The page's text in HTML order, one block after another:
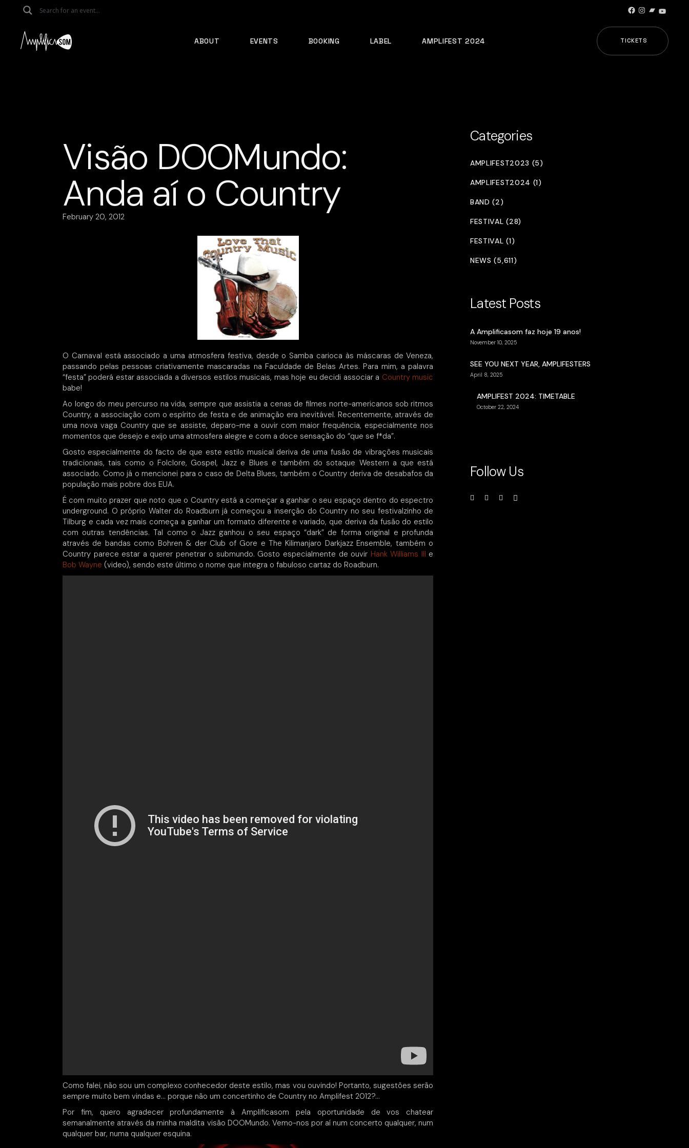
Facebook
Instagram
Bandcamp
ABOUT EVENTS BOOKING LABEL AMPLIFEST 2024 TICKETS
Visão DOOMundo:
Anda aí o Country
February 20, 2012
O Carnaval está associado a uma atmosfera festiva, desde o Samba carioca às máscaras de Veneza,
passando pelas pessoas criativamente mascaradas na Faculdade de Belas Artes. Para mim, a palavra
“festa” poderá estar associada a diversos estilos musicais, mas hoje eu decidi associar a Country music
babe!
Ao longo do meu percurso na vida, sempre que assistia a cenas de filmes norte-americanos sob ritmos
Country, a associação com o espírito de festa e de animação era inevitável. Recentemente, através de
uma nova vaga Country que se assiste, deparo-me a ouvir com maior frequência, especialmente nos
momentos que desejo e exijo uma atmosfera alegre e com a doce sensação do “que se f*da”.
Gosto especialmente do facto de que este estilo musical deriva de uma fusão de vibrações musicais
tradicionais, tais como o Folclore, Gospel, Jazz e Blues e também do sotaque Western a que está
associado. Como já o mencionei para o caso de Delta Blues, também o Country deriva de desabafos da
população mais pobre dos EUA.
É com muito prazer que noto que o Country está a começar a ganhar o seu espaço dentro do espectro
underground. O próprio Walter do Roadburn já começou a inserção do Country no seu festivalzinho de
Tilburg e cada vez mais começa a ganhar um formato diferente e variado, que deriva da fusão do estilo
com outras tendências. Tal como o Jazz ganhou o seu espaço “dark” de forma original e profunda
através de bandas como Bohren & der Club of Gore e The Kilimanjaro Darkjazz Ensemble, também o
Country parece estar a querer penetrar o submundo. Gosto especialmente de ouvir Hank Williams III e
Bob Wayne (video), sendo este último o nome que integra o fabuloso cartaz do Roadburn.
Como falei, não sou um complexo conhecedor deste estilo, mas vou ouvindo! Portanto, sugestões serão
sempre muito bem vindas e… porque não um concertinho de Country no Amplifest 2012?…
Por fim, quero agradecer profundamente à Amplificasom pela oportunidade de vos chatear
semanalmente através da minha maldita visão DOOMundo. Vemo-nos por aí num concerto qualquer, num
qualquer bar, numa qualquer esquina.
Categories
AMPLIFEST2023 (5)
AMPLIFEST2024 (1)
BAND (2)
FESTIVAL (28)
FESTIVAL (1)
NEWS (5,611)
Latest Posts
A Amplificasom faz hoje 19 anos!
November 10, 2025
SEE YOU NEXT YEAR, AMPLIFESTERS
April 8, 2025
AMPLIFEST 2024: TIMETABLE
October 22, 2024
Follow Us